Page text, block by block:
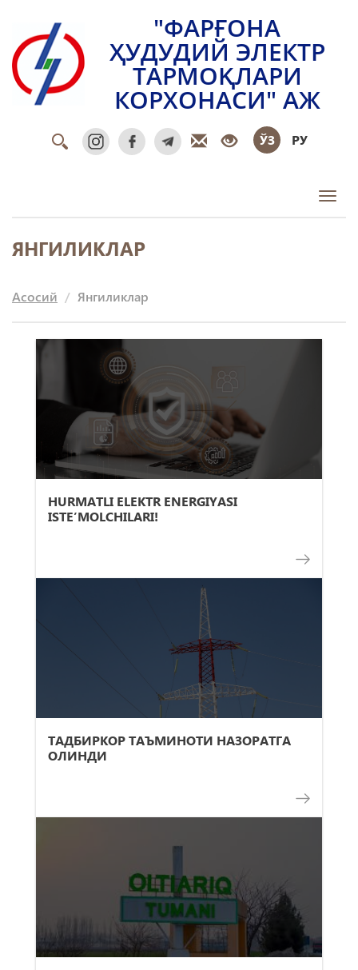
"ФАРҒОНА
ҲУДУДИЙ ЭЛЕКТР
ТАРМОҚЛАРИ
КОРХОНАСИ" АЖ
ЎЗ РУ
ЯНГИЛИКЛАР
Асосий Янгиликлар
HURMATLI ELEKTR ENERGIYASI
ISTE’MOLCHILARI!
ТАДБИРКОР ТАЪМИНОТИ НАЗОРАТГА
ОЛИНДИ